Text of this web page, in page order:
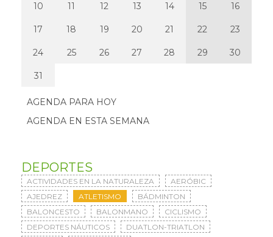
10 11 12 13 14 15 16
17 18 19 20 21 22 23
24 25 26 27 28 29 30
31
AGENDA PARA HOY
AGENDA EN ESTA SEMANA
DEPORTES
ACTIVIDADES EN LA NATURALEZA
AERÓBIC
AJEDREZ
ATLETISMO
BÁDMINTON
BALONCESTO
BALONMANO
CICLISMO
DEPORTES NÁUTICOS
DUATLON-TRIATLON